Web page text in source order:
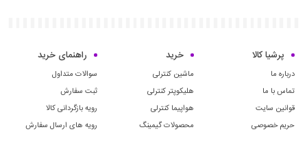
پرشیا کالا
درباره ما
تماس با ما
قوانین سایت
حریم خصوصی
خرید
ماشین کنترلی
هلیکوپتر کنترلی
هواپیما کنترلی
محصولات گیمینگ
راهنمای خرید
سوالات متداول
ثبت سفارش
رویه بازگردانی کالا
رویه های ارسال سفارش